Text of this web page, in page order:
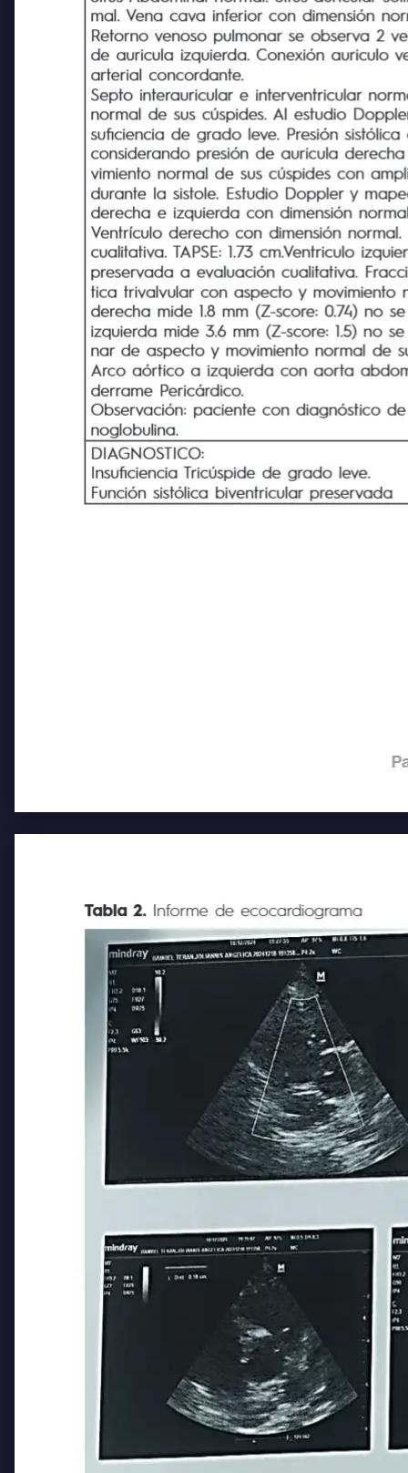
Situs Abdominal normal. Situs auricular
mal. Vena cava inferior con dimensión
Retorno venoso pulmonar se observa 2
de auricula izquierda. Conexión auriculo
arterial concordante.
Septo interauricular e interventricular
normal de sus cúspides. Al estudio
suficiencia de grado leve. Presión
considerando presión de auricula derecha
vimiento normal de sus cúspides con
durante la sistole. Estudio Doppler y
derecha e izquierda con dimensión normal.
Ventrículo derecho con dimensión normal.
cualitativa. TAPSE: 1.73 cm.Ventriculo
preservada a evaluación cualitativa.
tica trivalvular con aspecto y movimiento
derecha mide 1.8 mm (Z-score: 0.74) no
izquierda mide 3.6 mm (Z-score: 1.5) no
nar de aspecto y movimiento normal de
Arco aórtico a izquierda con aorta
derrame Pericárdico.
Observación: paciente con diagnóstico de
noglobulina.
DIAGNOSTICO:
Insuficiencia Tricúspide de grado leve.
Función sistólica biventricular preservada
Tabla 2. Informe de ecocardiograma